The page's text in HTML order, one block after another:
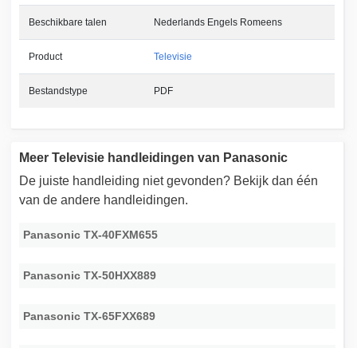
Beschikbare talen Nederlands Engels Romeens
Product Televisie
Bestandstype PDF
Meer Televisie handleidingen van Panasonic
De juiste handleiding niet gevonden? Bekijk dan één
van de andere handleidingen.
Panasonic TX-40FXM655
Panasonic TX-50HXX889
Panasonic TX-65FXX689